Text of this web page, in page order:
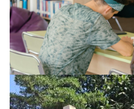
Le projet de loi sur la
supérieur privé met en
qui relègue l’acte
Lire la suite →